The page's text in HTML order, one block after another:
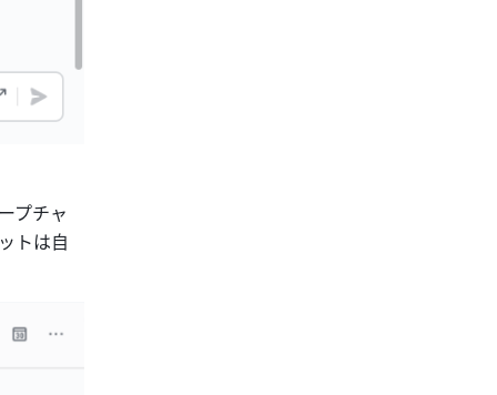
プチャ
トは自